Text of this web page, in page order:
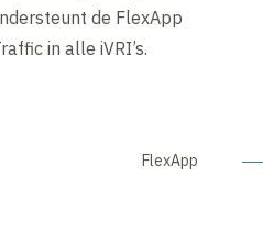
FlexApp
de FlexApp
in alle iVRI’s.